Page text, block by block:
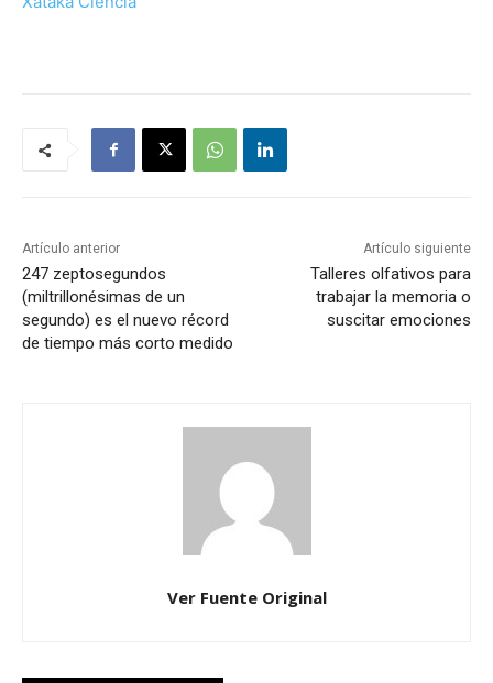
Artículo anterior
247 zeptosegundos
(miltrillonésimas de un
segundo) es el nuevo récord
de tiempo más corto medido
Artículo siguiente
Talleres olfativos para
trabajar la memoria o
suscitar emociones
Ver Fuente Original